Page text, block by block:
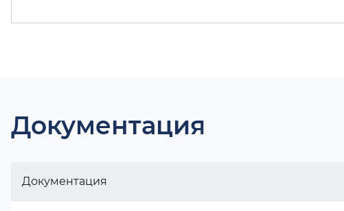
Документация
Документация